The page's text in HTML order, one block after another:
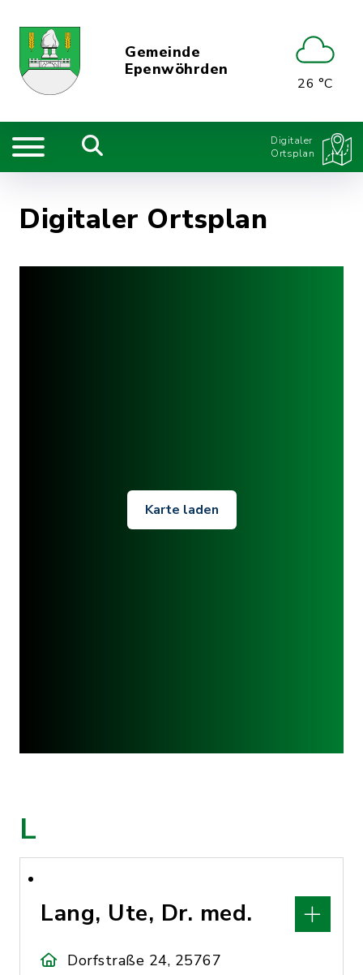
Gemeinde
Epenwöhrden
26 °C
Digitaler
Ortsplan
Digitaler Ortsplan
Karte laden
L
Lang, Ute, Dr. med.
Dorfstraße 24, 25767